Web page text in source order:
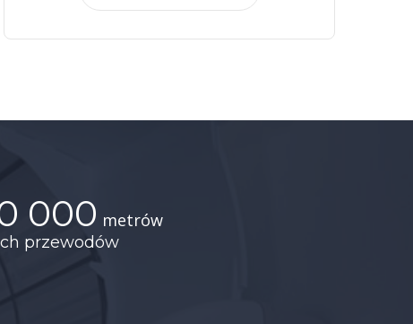
000 metrów
przewodów